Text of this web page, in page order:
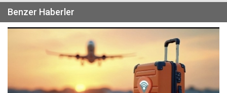
Benzer Haberler